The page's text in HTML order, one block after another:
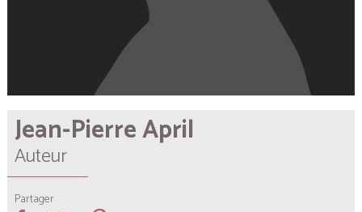
Jean-Pierre April
Auteur
Partager